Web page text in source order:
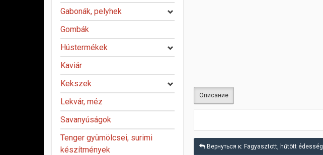
Описание
Вернуться к: Fagyasztott, hűtött édesség
Gabonák, pelyhek
Gombák
Hústermékek
Kaviár
Kekszek
Lekvár, méz
Savanyúságok
Tenger gyümölcsei, surimi
készítmények